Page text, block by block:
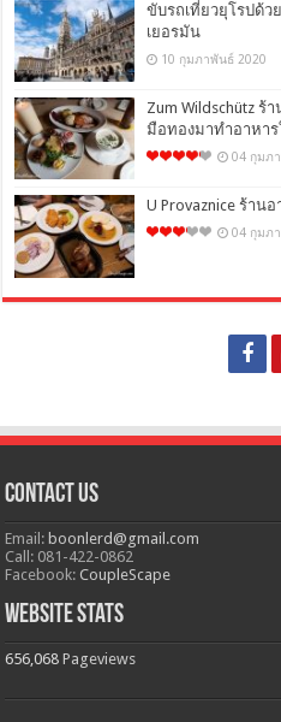
ขับรถเที่ยวยุโรปด้ว
เยอรมัน
10 กุมภาพันธ์ 2020
Zum Wildschütz
มือทองมาทำอาหา
04 กุมภ
U Provaznice ร้าน
04 กุมภ
Contact Us
Email:boonlerd@gmail.com
Call: 081-422-0862
Facebook:CoupleScape
Website Stats
656,068 Pageviews